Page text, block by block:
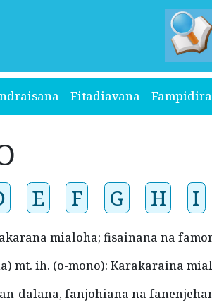
Fitadiavana
E F G H I
mialoha; fisainana na
mt. ih. (o-mono): Karakaraina
dalana, fanjohiana na